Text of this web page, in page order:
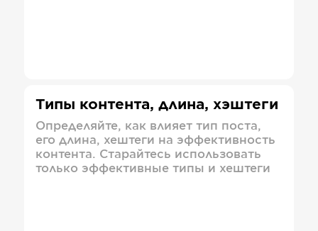
Типы контента, длина, хэштеги
Определяйте, как влияет тип поста,
его длина, хештеги на эффективность
контента. Старайтесь использовать
только эффективные типы и хештеги